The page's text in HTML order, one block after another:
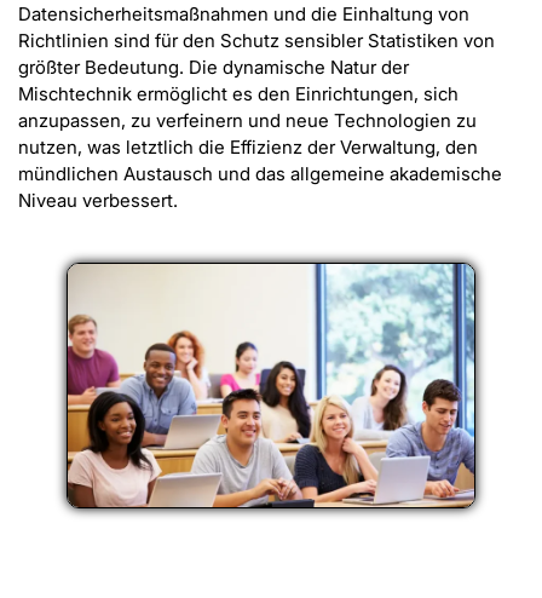
Datensicherheitsmaßnahmen und die Einhaltung von
Richtlinien sind für den Schutz sensibler Statistiken von
größter Bedeutung. Die dynamische Natur der
Mischtechnik ermöglicht es den Einrichtungen, sich
anzupassen, zu verfeinern und neue Technologien zu
nutzen, was letztlich die Effizienz der Verwaltung, den
mündlichen Austausch und das allgemeine akademische
Niveau verbessert.